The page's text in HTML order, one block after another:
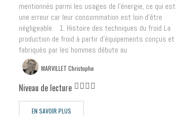
mentionnés parmi les usages de l’énergie, ce qui est
une erreur car leur consommation est loin d’être
négligeable. 1. Histoire des techniques du froid La
production de froid à partir d’équipements conçus et
fabriqués par les hommes débute au
MARVILLET Christophe
Niveau de lecture
EN SAVOIR PLUS